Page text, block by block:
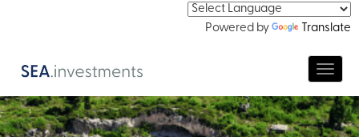
Powered by Translate